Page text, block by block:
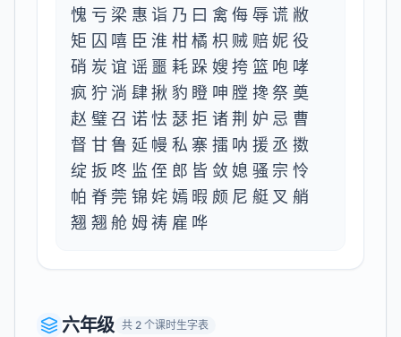
愧亏梁惠诣乃曰禽侮辱谎敝
矩囚嘻臣淮柑橘枳贼赔妮役
硝炭谊谣噩耗跺嫂挎篮咆哮
疯狞淌肆揪豹瞪呻膛搀祭奠
赵璧召诺怯瑟拒诸荆妒忌曹
督甘鲁延幔私寨擂呐援丞擞
绽扳咚监侄郎皆敛媳骚宗怜
帕脊莞锦姹嫣暇颇尼艇叉艄
翘翘舱姆祷雇哗
六年级 共 2个课时生字表